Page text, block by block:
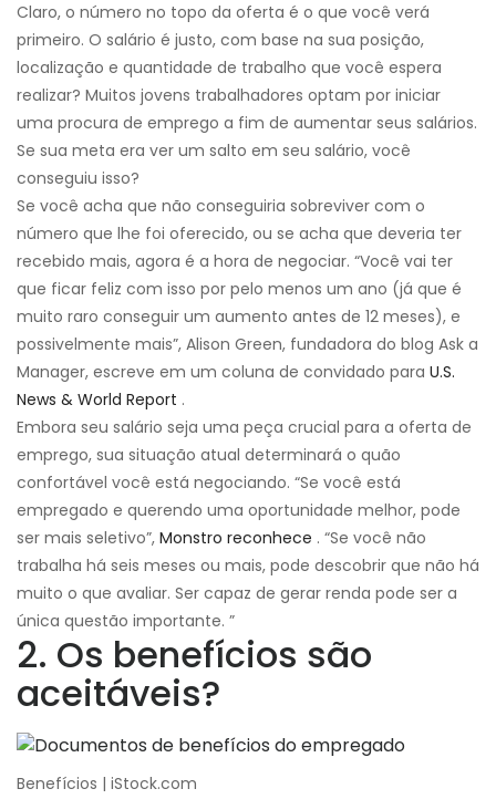
Claro, o número no topo da oferta é o que você verá
primeiro. O salário é justo, com base na sua posição,
localização e quantidade de trabalho que você espera
realizar? Muitos jovens trabalhadores optam por iniciar
uma procura de emprego a fim de aumentar seus salários.
Se sua meta era ver um salto em seu salário, você
conseguiu isso?
Se você acha que não conseguiria sobreviver com o
número que lhe foi oferecido, ou se acha que deveria ter
recebido mais, agora é a hora de negociar. “Você vai ter
que ficar feliz com isso por pelo menos um ano (já que é
muito raro conseguir um aumento antes de 12 meses), e
possivelmente mais”, Alison Green, fundadora do blog Ask a
Manager, escreve em um coluna de convidado para U.S.
News & World Report .
Embora seu salário seja uma peça crucial para a oferta de
emprego, sua situação atual determinará o quão
confortável você está negociando. “Se você está
empregado e querendo uma oportunidade melhor, pode
ser mais seletivo”, Monstro reconhece . “Se você não
trabalha há seis meses ou mais, pode descobrir que não há
muito o que avaliar. Ser capaz de gerar renda pode ser a
única questão importante. ”
2. Os benefícios são
aceitáveis?
Benefícios | iStock.com